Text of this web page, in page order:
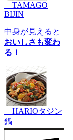
TAMAGO
BIJIN
中身が見えると
おいしさも変わ
る！
HARIOタジン
鍋